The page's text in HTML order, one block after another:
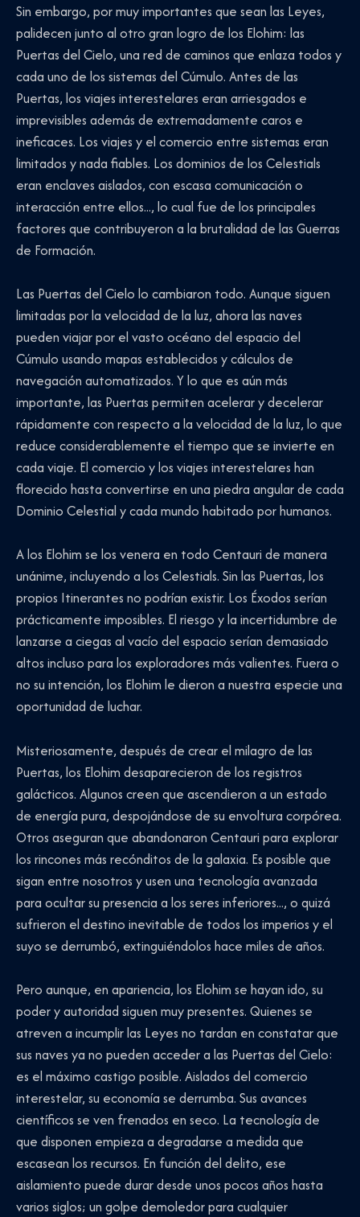
Sin embargo, por muy importantes que sean las Leyes,
palidecen junto al otro gran logro de los Elohim: las
Puertas del Cielo, una red de caminos que enlaza todos y
cada uno de los sistemas del Cúmulo. Antes de las
Puertas, los viajes interestelares eran arriesgados e
imprevisibles además de extremadamente caros e
ineficaces. Los viajes y el comercio entre sistemas eran
limitados y nada fiables. Los dominios de los Celestials
eran enclaves aislados, con escasa comunicación o
interacción entre ellos..., lo cual fue de los principales
factores que contribuyeron a la brutalidad de las Guerras
de Formación.
Las Puertas del Cielo lo cambiaron todo. Aunque siguen
limitadas por la velocidad de la luz, ahora las naves
pueden viajar por el vasto océano del espacio del
Cúmulo usando mapas establecidos y cálculos de
navegación automatizados. Y lo que es aún más
importante, las Puertas permiten acelerar y decelerar
rápidamente con respecto a la velocidad de la luz, lo que
reduce considerablemente el tiempo que se invierte en
cada viaje. El comercio y los viajes interestelares han
florecido hasta convertirse en una piedra angular de cada
Dominio Celestial y cada mundo habitado por humanos.
A los Elohim se los venera en todo Centauri de manera
unánime, incluyendo a los Celestials. Sin las Puertas, los
propios Itinerantes no podrían existir. Los Éxodos serían
prácticamente imposibles. El riesgo y la incertidumbre de
lanzarse a ciegas al vacío del espacio serían demasiado
altos incluso para los exploradores más valientes. Fuera o
no su intención, los Elohim le dieron a nuestra especie una
oportunidad de luchar.
Misteriosamente, después de crear el milagro de las
Puertas, los Elohim desaparecieron de los registros
galácticos. Algunos creen que ascendieron a un estado
de energía pura, despojándose de su envoltura corpórea.
Otros aseguran que abandonaron Centauri para explorar
los rincones más recónditos de la galaxia. Es posible que
sigan entre nosotros y usen una tecnología avanzada
para ocultar su presencia a los seres inferiores..., o quizá
sufrieron el destino inevitable de todos los imperios y el
suyo se derrumbó, extinguiéndolos hace miles de años.
Pero aunque, en apariencia, los Elohim se hayan ido, su
poder y autoridad siguen muy presentes. Quienes se
atreven a incumplir las Leyes no tardan en constatar que
sus naves ya no pueden acceder a las Puertas del Cielo:
es el máximo castigo posible. Aislados del comercio
interestelar, su economía se derrumba. Sus avances
científicos se ven frenados en seco. La tecnología de
que disponen empieza a degradarse a medida que
escasean los recursos. En función del delito, ese
aislamiento puede durar desde unos pocos años hasta
varios siglos; un golpe demoledor para cualquier